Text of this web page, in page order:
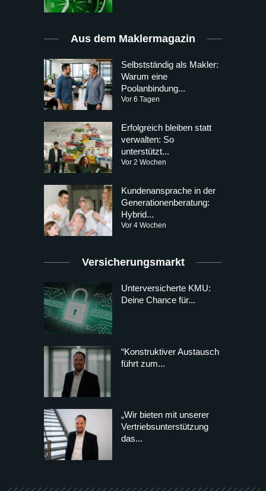
Aus dem Maklermagazin
Selbstständig als Makler:
Warum eine
Poolanbindung...
Vor 6 Tagen
Erfolgreich bleiben statt
verwalten: So
unterstützt...
Vor 2 Wochen
Kundenansprache in der
Generationenberatung:
Hybrid...
Vor 4 Wochen
Versicherungsmarkt
Unterversicherte KMU:
Deine Chance für...
“Konstruktiver Austausch
führt zum...
„Wir bieten mit unserer
Vertriebsunterstützung
das...